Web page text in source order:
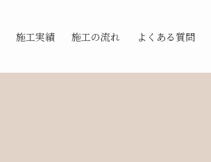
施工実績 施工の流れ よくある質問